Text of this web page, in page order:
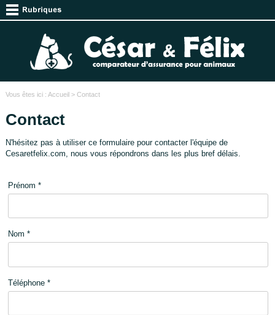
Vous êtes ici : Accueil> Contact
Contact
N'hésitez pas à utiliser ce formulaire pour contacter l'équipe de
Cesaretfelix.com, nous vous répondrons dans les plus bref délais.
Prénom *
Nom *
Téléphone *